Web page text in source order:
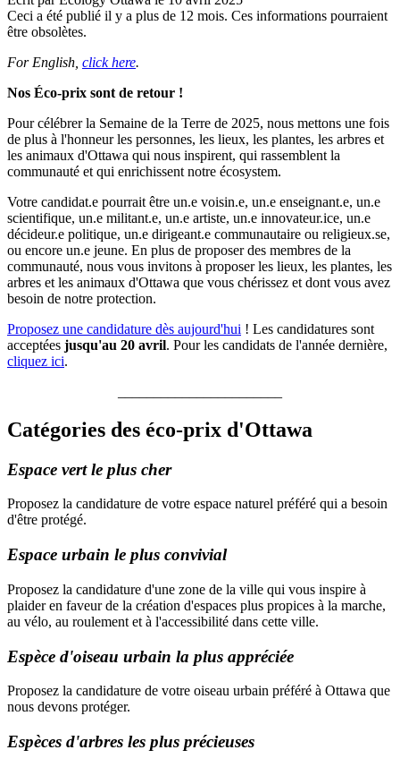
Ceci a été publié il y a plus de 12 mois. Ces informations pourraient
être obsolètes.
For English, click here.
Nos Éco-prix sont de retour !
Pour célébrer la Semaine de la Terre de 2025, nous mettons une fois
de plus à l'honneur les personnes, les lieux, les plantes, les arbres et
les animaux d'Ottawa qui nous inspirent, qui rassemblent la
communauté et qui enrichissent notre écosystem.
Votre candidat.e pourrait être un.e voisin.e, un.e enseignant.e, un.e
scientifique, un.e militant.e, un.e artiste, un.e innovateur.ice, un.e
décideur.e politique, un.e dirigeant.e communautaire ou religieux.se,
ou encore un.e jeune. En plus de proposer des membres de la
communauté, nous vous invitons à proposer les lieux, les plantes, les
arbres et les animaux d'Ottawa que vous chérissez et dont vous avez
besoin de notre protection.
Proposez une candidature dès aujourd'hui ! Les candidatures sont
acceptées jusqu'au 20 avril. Pour les candidats de l'année dernière,
cliquez ici.
Catégories des éco-prix d'Ottawa
Espace vert le plus cher
Proposez la candidature de votre espace naturel préféré qui a besoin
d'être protégé.
Espace urbain le plus convivial
Proposez la candidature d'une zone de la ville qui vous inspire à
plaider en faveur de la création d'espaces plus propices à la marche,
au vélo, au roulement et à l'accessibilité dans cette ville.
Espèce d'oiseau urbain la plus appréciée
Proposez la candidature de votre oiseau urbain préféré à Ottawa que
nous devons protéger.
Espèces d'arbres les plus précieuses